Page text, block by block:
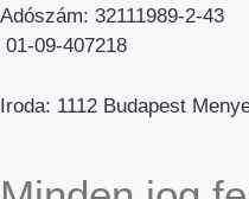
Adószám: 32111989-2-43
01-09-407218
Iroda: 1112 Budapest